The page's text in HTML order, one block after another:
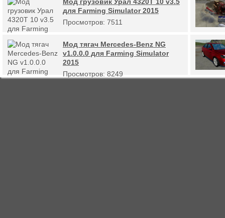
для Farming Simulator 2015
Просмотров: 7511
Мод тягач Mercedes-Benz NG
v1.0.0.0 для Farming Simulator
2015
Просмотров: 8249